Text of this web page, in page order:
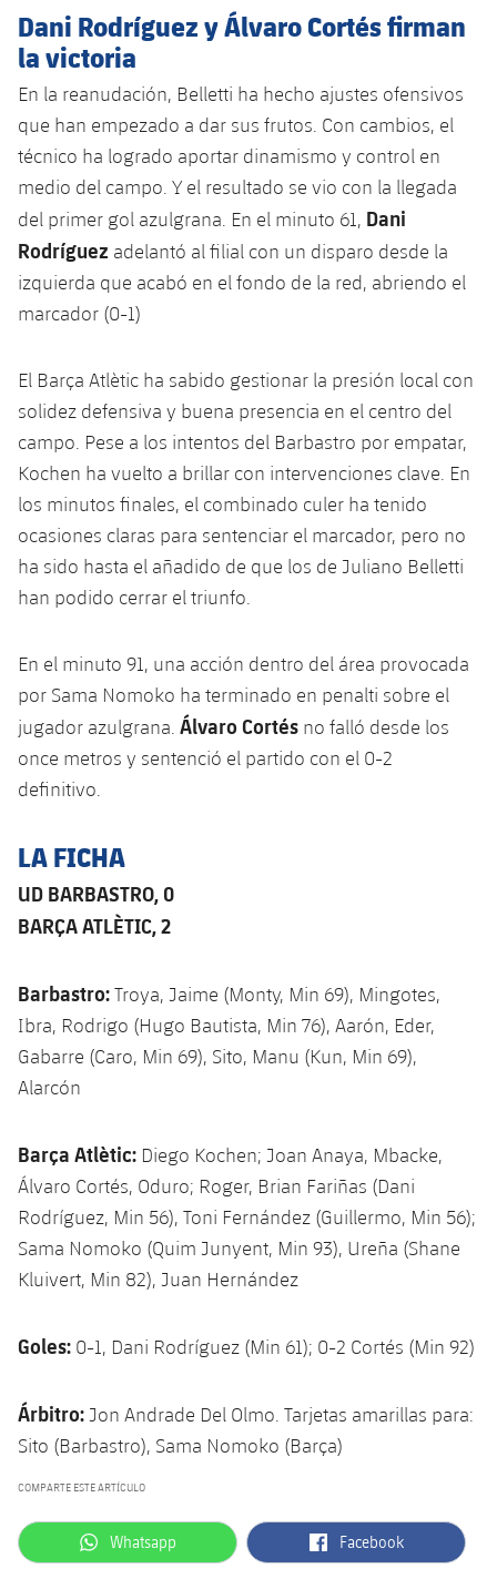
Clasificaciones
Jugadores
Fotos
Historia
Palmarés
Jugadores
Clasificaciones
Junior
Juvenil
Infantil
Alevín
PLUSICON
MÁS
Información general
plusicon
más
plusicon
más
Actualidad
Masculino
Femenino
Baloncesto en silla de ruedas
plusicon
más
Actualidad
Jugadores
Resultados
Hockey sobre hielo
plusicon
más
Actualidad
Calendario
Resultados
Clasificaciones
Hockey hierba
plusicon
más
Hockey Hierba Masculino
Hockey Hierba Femenino
plusicon
más
Actualidad
Plantilla
Agenda
Escuela de Patinaje
Rugby
Actualidad
Jugadores
Resultados
Clasificaciones
Voleibol
Noticias
Voleibol masculino
Voleibol femenino
Apúntate a las amateurs
Apúntate a las amateurs
Carnet de las Secciones Amateurs
PLUSICON
MÁS
League of Legends
eFootball
Dani Rodríguez y Álvaro Cortés firman
la victoria
En la reanudación, Belletti ha hecho ajustes ofensivos
que han empezado a dar sus frutos. Con cambios, el
técnico ha logrado aportar dinamismo y control en
medio del campo. Y el resultado se vio con la llegada
del primer gol azulgrana. En el minuto 61, Dani
Rodríguez adelantó al filial con un disparo desde la
izquierda que acabó en el fondo de la red, abriendo el
marcador (0-1)
El Barça Atlètic ha sabido gestionar la presión local con
solidez defensiva y buena presencia en el centro del
campo. Pese a los intentos del Barbastro por empatar,
Kochen ha vuelto a brillar con intervenciones clave. En
los minutos finales, el combinado culer ha tenido
ocasiones claras para sentenciar el marcador, pero no
ha sido hasta el añadido de que los de Juliano Belletti
han podido cerrar el triunfo.
En el minuto 91, una acción dentro del área provocada
por Sama Nomoko ha terminado en penalti sobre el
jugador azulgrana. Álvaro Cortés no falló desde los
once metros y sentenció el partido con el 0-2
definitivo.
LA FICHA
UD BARBASTRO, 0
BARÇA ATLÈTIC, 2
Barbastro:Troya, Jaime (Monty, Min 69), Mingotes,
Ibra, Rodrigo (Hugo Bautista, Min 76), Aarón, Eder,
Gabarre (Caro, Min 69), Sito, Manu (Kun, Min 69),
Alarcón
Barça Atlètic: Diego Kochen; Joan Anaya, Mbacke,
Álvaro Cortés, Oduro; Roger, Brian Fariñas (Dani
Rodríguez, Min 56), Toni Fernández (Guillermo, Min 56);
Sama Nomoko (Quim Junyent, Min 93), Ureña (Shane
Kluivert, Min 82), Juan Hernández
Goles: 0-1, Dani Rodríguez (Min 61); 0-2 Cortés (Min 92)
Árbitro: Jon Andrade Del Olmo. Tarjetas amarillas para:
Sito (Barbastro), Sama Nomoko (Barça)
COMPARTE ESTE ARTÍCULO
label.aria.whatsapp
Whatsapp label.aria.facebook
Facebook